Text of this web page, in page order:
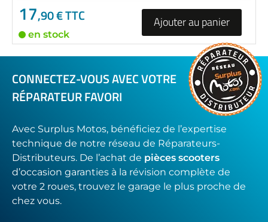
17,90 € TTC
en stock
Ajouter au panier
CONNECTEZ-VOUS AVEC VOTRE
RÉPARATEUR FAVORI
Avec Surplus Motos, bénéficiez de l’expertise
technique de notre réseau de Réparateurs-
Distributeurs. De l’achat de pièces scooters
d’occasion garanties à la révision complète de
votre 2 roues, trouvez le garage le plus proche de
chez vous.